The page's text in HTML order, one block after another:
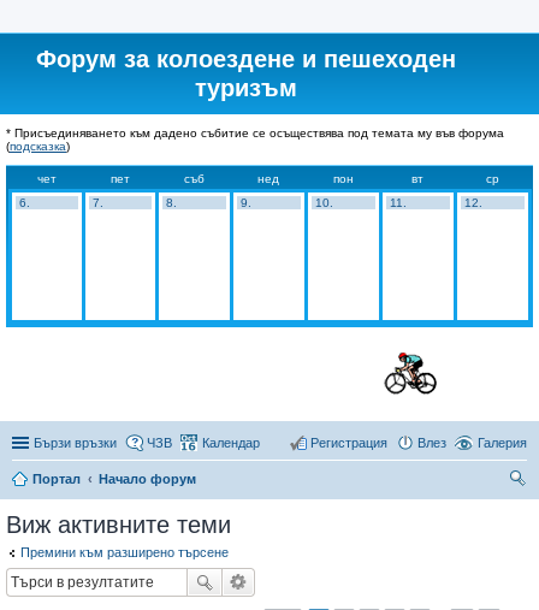
Форум за колоездене и пешеходен
туризъм
* Присъединяването към дадено събитие се осъществява под темата му във форума
(подсказка)
чет пет съб нед пон вт
ср
6.
7. 8. 9. 10. 11. 12.
Бързи връзки Галерия
ЧЗВ Календар Влез
Регистрация
Портал
Начало форум
Виж активните теми
Премини към разширено търсене